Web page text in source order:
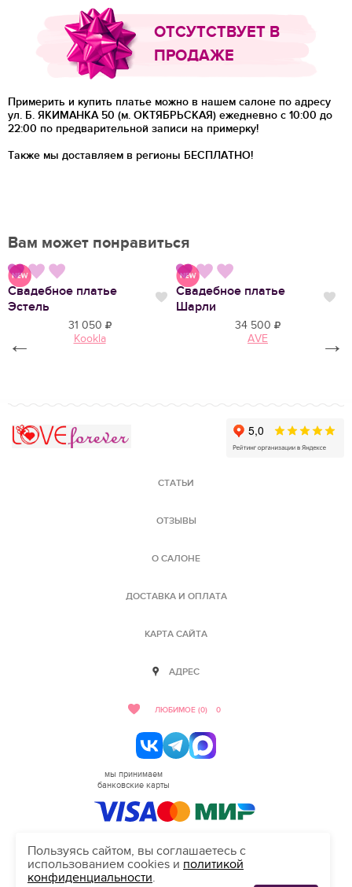
ОТСУТСТВУЕТ В
ПРОДАЖЕ
Примерить и купить платье можно в нашем салоне по адресу
ул. Б. ЯКИМАНКА 50 (м. ОКТЯБРЬСКАЯ) ежедневно с 10:00 до
22:00 по предварительной записи на примерку!
Также мы доставляем в регионы БЕСПЛАТНО!
Вам может понравиться
Нравится
Свадебное платье
Эстель
Нравится
31 050
Kookla
Свадебное платье
Шарли
34 500
AVE
← →
СТАТЬИ
ОТЗЫВЫ
О САЛОНЕ
ДОСТАВКА И ОПЛАТА
КАРТА САЙТА
АДРЕС
ЛЮБИМОЕ (0) 0
мы принимаем
банковские карты
HELLO@SALON-LOVE.RU
Пользуясь сайтом, вы соглашаетесь с
использованием cookies и политикой
конфиденциальности.